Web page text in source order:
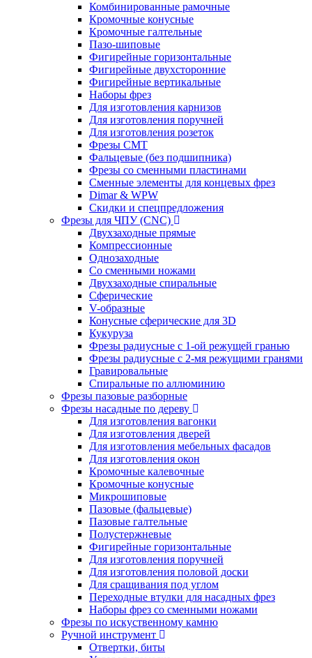
Комбинированные рамочные
Кромочные конусные
Кромочные галтельные
Пазо-шиповые
Фигирейные горизонтальные
Фигирейные двухсторонние
Фигирейные вертикальные
Наборы фрез
Для изготовления карнизов
Для изготовления поручней
Для изготовления розеток
Фрезы CMT
Фальцевые (без подшипника)
Фрезы со сменными пластинами
Сменные элементы для концевых фрез
Dimar & WPW
Скидки и спецпредложения
Фрезы для ЧПУ (CNC)
Двухзаходные прямые
Компрессионные
Однозаходные
Со сменными ножами
Двухзаходные спиральные
Сферические
V-образные
Конусные сферические для 3D
Кукуруза
Фрезы радиусные с 1-ой режущей гранью
Фрезы радиусные с 2-мя режущими гранями
Гравировальные
Cпиральные по аллюминию
Фрезы пазовые разборные
Фрезы насадные по дереву
Для изготовления вагонки
Для изготовления дверей
Для изготовления мебельных фасадов
Для изготовления окон
Кромочные калевочные
Кромочные конусные
Микрошиповые
Пазовые (фальцевые)
Пазовые галтельные
Полустержневые
Фигирейные горизонтальные
Для изготовления поручней
Для изготовления половой доски
Для сращивания под углом
Переходные втулки для насадных фрез
Наборы фрез со сменными ножами
Фрезы по искуственному камню
Ручной инструмент
Отвертки, биты